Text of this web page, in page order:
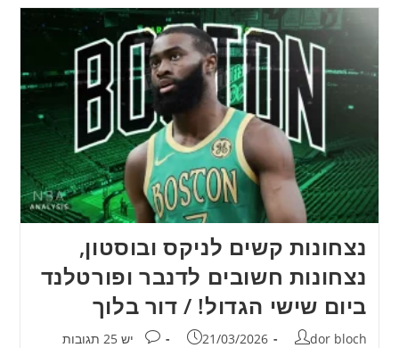
נצחונות קשים לניקס ובוסטון,
נצחונות חשובים לדנבר ופורטלנד
ביום שישי הגדול! / דור בלוך
מחבר:
dor bloch פורסם:
21/03/2026 תגובות:
יש 25 תגובות